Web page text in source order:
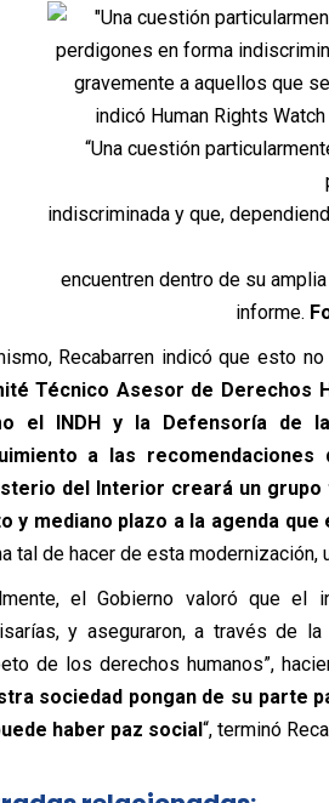
“Una cuestión
indiscriminada y que,
encuentren dentro de su
informe.
Recabarren indicó que esto
Técnico Asesor de Derechos
el INDH y la Defensoría de
a las recomendaciones
del Interior creará un grupo
y mediano plazo a la agenda
tal de hacer de esta modernización,
el Gobierno valoró que el
y aseguraron, a través de
de los derechos humanos”,
sociedad pongan de su parte
haber paz social“, terminó